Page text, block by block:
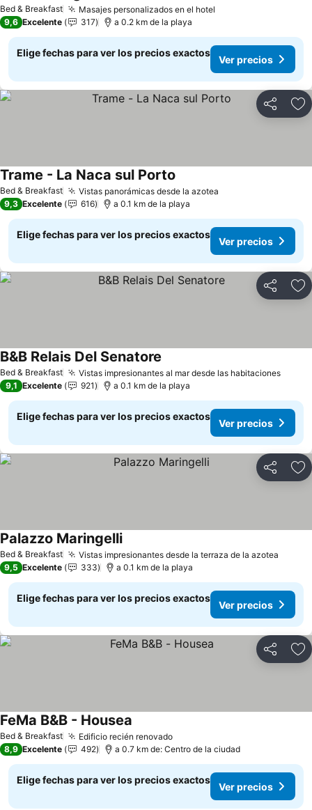
Bed & Breakfast Masajes personalizados en el hotel
9,6 Excelente 317 a 0.2 km de la playa
Elige fechas para ver los precios exactos
Ver precios
Compartir
Bed & Breakfast Vistas panorámicas desde la azotea
Trame - La Naca sul Porto
9,3 Excelente 616 a 0.1 km de la playa
Elige fechas para ver los precios exactos
Ver precios
Compartir
Bed & Breakfast Vistas impresionantes al mar desde las habitacionesVer
B&B Relais Del Senatore
9,1 Excelente 921 a 0.1 km de la playa
Elige fechas para ver los precios exactos
Ver precios
Compartir
Bed & Breakfast Vistas impresionantes desde la terraza de la azotea
Palazzo MaringelliVer precios
9,5 Excelente 333 a 0.1 km de la playa
Elige fechas para ver los precios exactos
Ver precios
Compartir
Bed & Breakfast Edificio recién renovadoVer precios
FeMa B&B - Housea
8,9 Excelente 492 a 0.7 km de: Centro de la ciudad
Elige fechas para ver los precios exactos
Ver precios